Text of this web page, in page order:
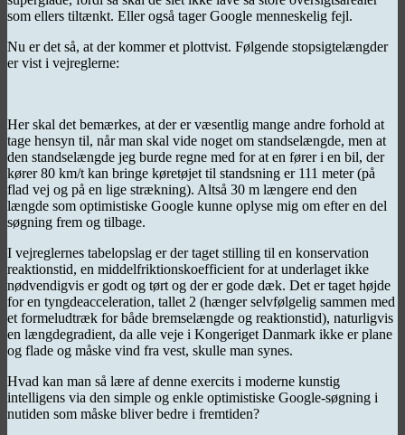
som ellers tiltænkt. Eller også tager Google menneskelig fejl.
Nu er det så, at der kommer et plottvist. Følgende stopsigtelængder
er vist i vejreglerne:
Her skal det bemærkes, at der er væsentlig mange andre forhold at
tage hensyn til, når man skal vide noget om standselængde, men at
den standselængde jeg burde regne med for at en fører i en bil, der
kører 80 km/t kan bringe køretøjet til standsning er 111 meter (på
flad vej og på en lige strækning). Altså 30 m længere end den
længde som optimistiske Google kunne oplyse mig om efter en del
søgning frem og tilbage.
I vejreglernes tabelopslag er der taget stilling til en konservation
reaktionstid, en middelfriktionskoefficient for at underlaget ikke
nødvendigvis er godt og tørt og der er gode dæk. Det er taget højde
for en tyngdeacceleration, tallet 2 (hænger selvfølgelig sammen med
et formeludtræk for både bremselængde og reaktionstid), naturligvis
en længdegradient, da alle veje i Kongeriget Danmark ikke er plane
og flade og måske vind fra vest, skulle man synes.
Hvad kan man så lære af denne exercits i moderne kunstig
intelligens via den simple og enkle optimistiske Google-søgning i
nutiden som måske bliver bedre i fremtiden?